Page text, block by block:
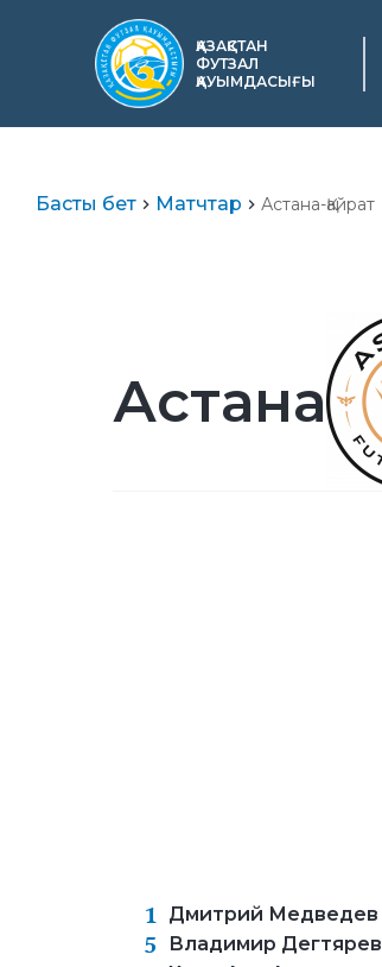
ҚАЗАҚСТАН
ФУТЗАЛ
ҚАУЫМДАСЫҒЫ
Басты бет Матчтар Астана-Қайрат
Астана
1 Дмитрий Медведев
5 Владимир Дегтярев